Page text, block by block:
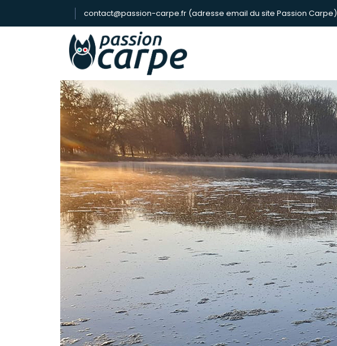
contact@passion-carpe.fr (adresse email du site Passion Carpe)